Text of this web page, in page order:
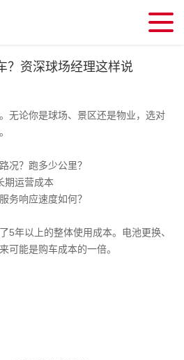
？资深球场经理这样说
无论你是球场、景区还是物业，选对
况？跑多少公里？
期运营成本
务响应速度如何？
5年以上的整体使用成本。电池更换、
可能是购车成本的一倍。